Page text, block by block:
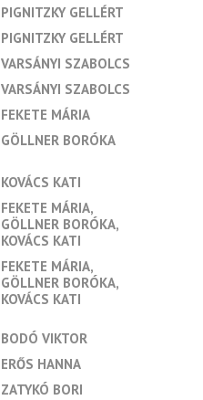
PIGNITZKY GELLÉRT
PIGNITZKY GELLÉRT
VARSÁNYI SZABOLCS
VARSÁNYI SZABOLCS
FEKETE MÁRIA
GÖLLNER BORÓKA
KOVÁCS KATI
FEKETE MÁRIA
GÖLLNER BORÓKA
KOVÁCS KATI
FEKETE MÁRIA
GÖLLNER BORÓKA
KOVÁCS KATI
BODÓ VIKTOR
ERŐS HANNA
ZATYKÓ BORI